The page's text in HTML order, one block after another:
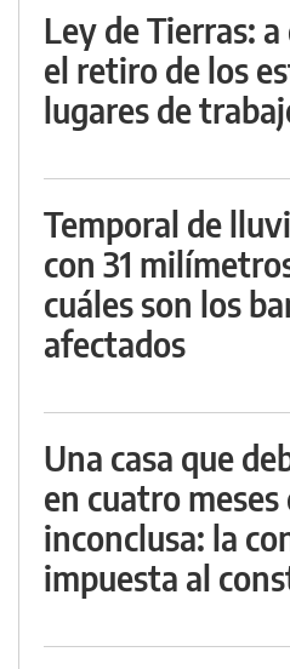
Ley de Tierras:
el retiro de los
lugares de
Temporal de
con 31
cuáles son los
afectados
Una casa que
en cuatro meses
inconclusa: la
impuesta al